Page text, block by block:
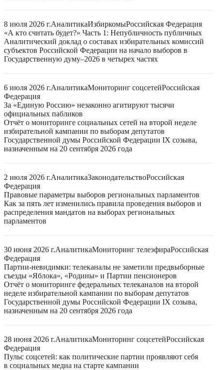
8 июля 2026 г.АналитикаИзбиркомыРоссийская Федерация
«А кто считать будет?» Часть 1: Непубличность публичных
Аналитический доклад о составах избирательных комиссий
субъектов Российской Федерации на начало выборов в
Государственную думу–2026 в четырех частях
6 июля 2026 г.АналитикаМониторинг соцсетейРоссийская
Федерация
За «Единую Россию» незаконно агитируют тысячи
официальных пабликов
Отчёт о мониторинге социальных сетей на второй неделе
избирательной кампании по выборам депутатов
Государственной думы Российской Федерации IX созыва,
назначенным на 20 сентября 2026 года
2 июля 2026 г.АналитикаЗаконодательствоРоссийская
Федерация
Правовые параметры выборов региональных парламентов
Как за пять лет изменились правила проведения выборов и
распределения мандатов на выборах региональных
парламентов
30 июня 2026 г.АналитикаМониторинг телеэфираРоссийская
Федерация
Партии-невидимки: телеканалы не заметили предвыборные
съезды «Яблока», «Родины» и Партии пенсионеров
Отчёт о мониторинге федеральных телеканалов на второй
неделе избирательной кампании по выборам депутатов
Государственной думы Российской Федерации IX созыва,
назначенным на 20 сентября 2026 года
28 июня 2026 г.АналитикаМониторинг соцсетейРоссийская
Федерация
Пульс соцсетей: как политические партии проявляют себя
в социальных медиа на старте кампании